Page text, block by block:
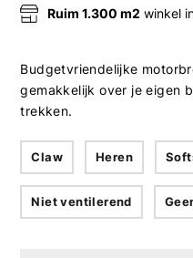
Ruim 1.300 m2 winkel
Budgetvriendelijke
gemakkelijk over je eigen
trekken.
Claw Heren
Niet ventilerend